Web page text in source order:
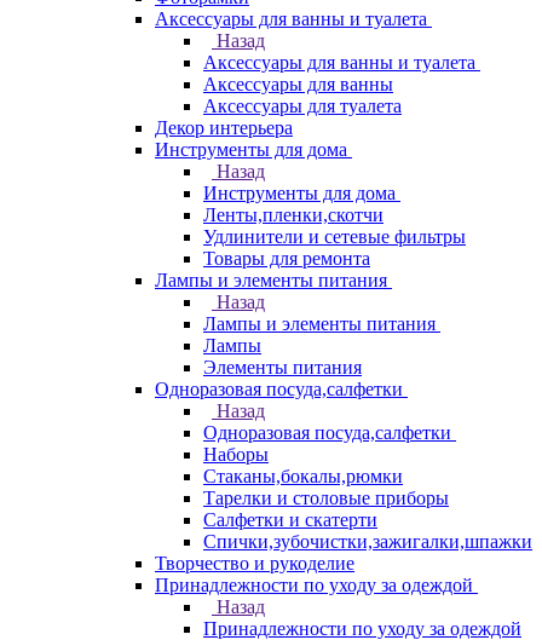
Аксессуары для ванны и туалета
Назад
Аксессуары для ванны и туалета
Аксессуары для ванны
Аксессуары для туалета
Декор интерьера
Инструменты для дома
Назад
Инструменты для дома
Ленты,пленки,скотчи
Удлинители и сетевые фильтры
Товары для ремонта
Лампы и элементы питания
Назад
Лампы и элементы питания
Лампы
Элементы питания
Одноразовая посуда,салфетки
Назад
Одноразовая посуда,салфетки
Наборы
Стаканы,бокалы,рюмки
Тарелки и столовые приборы
Салфетки и скатерти
Спички,зубочистки,зажигалки,шпажки
Творчество и рукоделие
Принадлежности по уходу за одеждой
Назад
Принадлежности по уходу за одеждой